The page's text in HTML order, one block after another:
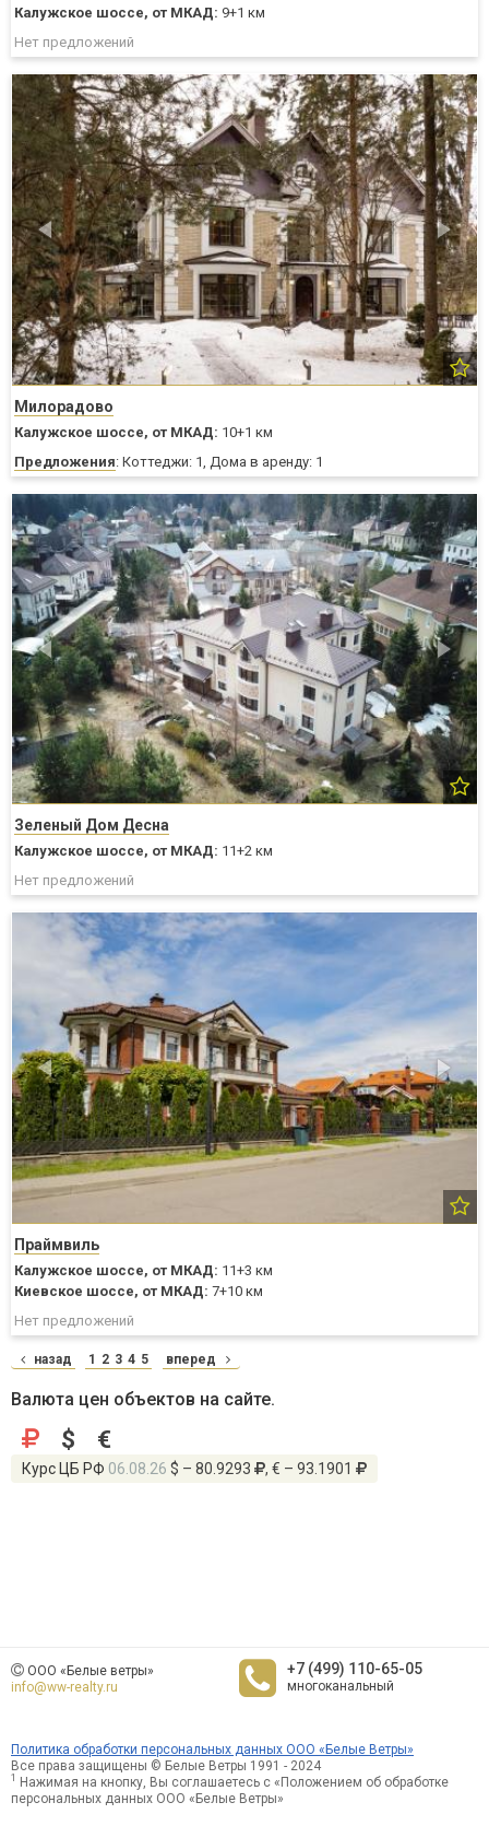
Калужское шоссе, от МКАД: 9+1 км
Нет предложений
Милорадово
Калужское шоссе, от МКАД: 10+1 км
Предложения: Коттеджи: 1, Дома в аренду: 1
Зеленый Дом Десна
Калужское шоссе, от МКАД: 11+2 км
Нет предложений
Праймвиль
Калужское шоссе, от МКАД: 11+3 км
Киевское шоссе, от МКАД: 7+10 км
Нет предложений
назад 1 2 3 4 5 вперед
Валюта цен объектов на сайте.
$ €
Курс ЦБ РФ 06.08.26 $ – 80.9293 , € – 93.1901
ООО «Белые ветры»
info@ww-realty.ru
+7 (499) 110-65-05
многоканальный
Политика обработки персональных данных ООО «Белые Ветры»
Все права защищены © Белые Ветры 1991 - 2024
1
Нажимая на кнопку, Вы соглашаетесь с «Положением об обработке
персональных данных ООО «Белые Ветры»